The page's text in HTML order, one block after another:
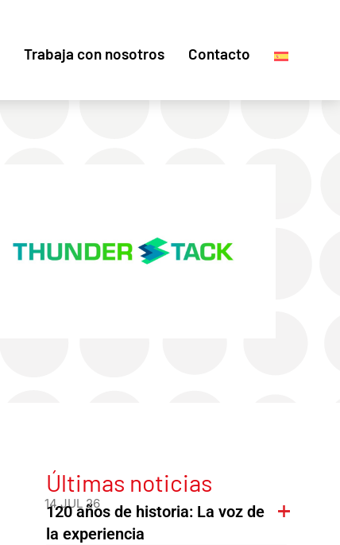
Trabaja con nosotros Contacto
Últimas noticias
14 JUL 26
120 años de historia: La voz de
la experiencia